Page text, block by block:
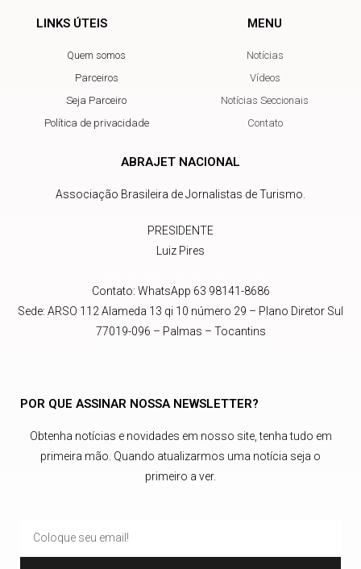
LINKS ÚTEIS
Quem somos
Parceiros
Seja Parceiro
Política de privacidade
MENU
Notícias
Vídeos
Notícias Seccionais
Contato
ABRAJET NACIONAL
Associação Brasileira de Jornalistas de Turismo.
PRESIDENTE
Luiz Pires
Contato: WhatsApp 63 98141-8686
Sede: ARSO 112 Alameda 13 qi 10 número 29 – Plano Diretor Sul
77019-096 – Palmas – Tocantins
POR QUE ASSINAR NOSSA NEWSLETTER?
Obtenha notícias e novidades em nosso site, tenha tudo em
primeira mão. Quando atualizarmos uma notícia seja o
primeiro a ver.